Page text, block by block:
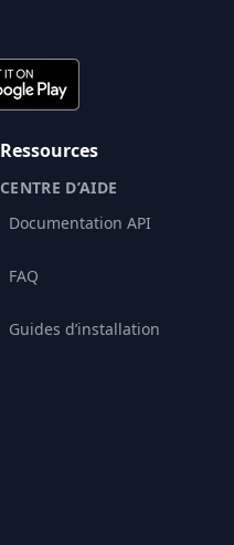
Ressources
CENTRE D’AIDE
Documentation API
FAQ
Guides d’installation